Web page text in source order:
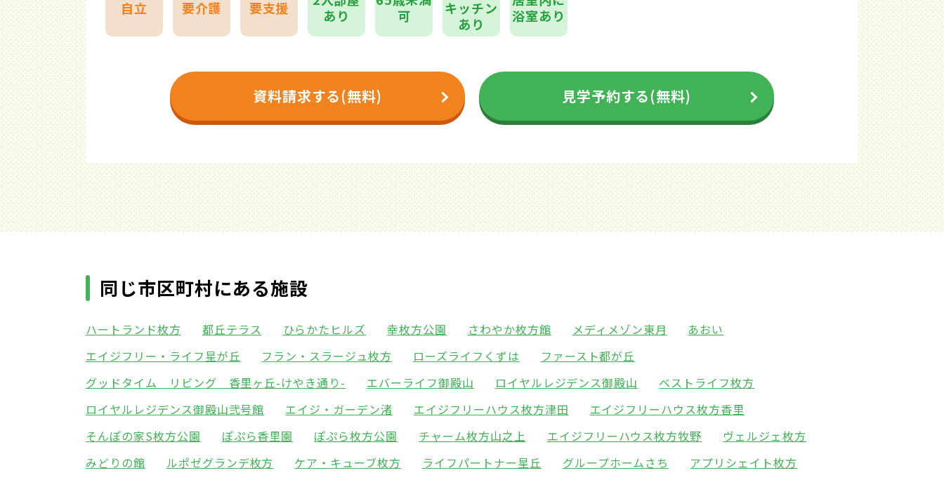
自立 要介護 要支援
あり
可
キッチン
あり
浴室あり
資料請求する(無料) 見学予約する(無料)
同じ市区町村にある施設
ハートランド枚方 都丘テラス ひらかたヒルズ 幸枚方公園 さわやか枚方館 メディメゾン東月
あおい
エイジフリー・ライフ星が丘
フラン・スラージュ枚方 ローズライフくずは
ファースト都が丘
グッドタイム リビング 香里ヶ丘-けやき通り-
エバーライフ御殿山 ロイヤルレジデンス御殿山
ベストライフ枚方
ロイヤルレジデンス御殿山弐号館
エイジ・ガーデン渚 エイジフリーハウス枚方津田
エイジフリーハウス枚方香里
そんぽの家S枚方公園
ぽぷら香里園 ぽぷら枚方公園 チャーム枚方山之上 エイジフリーハウス枚方牧野
ヴェルジェ枚方
みどりの館
ルポゼグランデ枚方 ケア・キューブ枚方 ライフパートナー星丘 グループホームさち
アプリシェイト枚方